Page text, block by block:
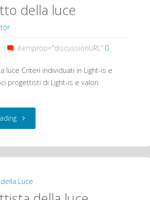
della luce
itemprop="discussionURL" 0
luce Criteri individuati in Light-is e
progettisti di Light-is e valori
"Il
della
luce"
Luce